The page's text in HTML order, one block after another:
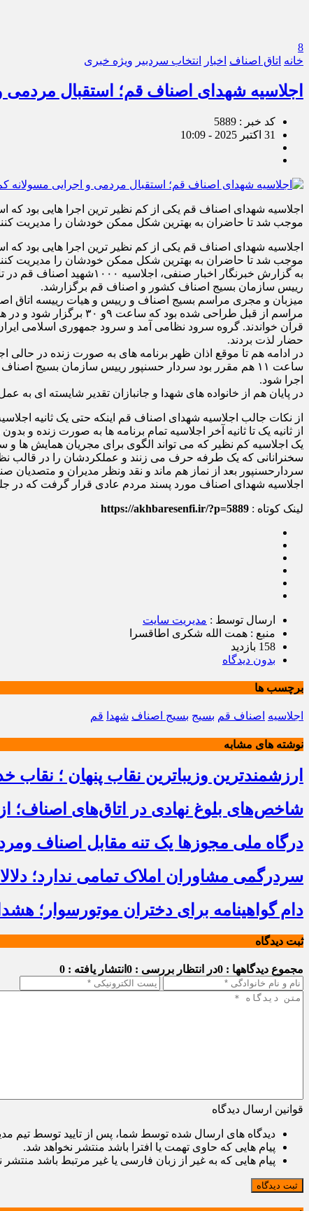
8
خانه اتاق اصناف اخبار انتخاب سردبیر ویژه خبری
اجلاسیه شهدای اصناف قم؛ استقبال مردمی
کد خبر : 5889
31 اکتبر 2025 - 10:09
اجلاسیه شهدای اصناف قم یکی از کم نظیر ترین اجرا هایی بود که
موجب شد تا حاضران به بهترین شکل ممکن خودشان را مدیریت کنند. به
اجلاسیه شهدای اصناف قم یکی از کم نظیر ترین اجرا هایی بود که
موجب شد تا حاضران به بهترین شکل ممکن خودشان را مدیریت
به گزارش خبرنگار اخبار
رییس سازمان بسیج اصناف کشور و اصناف قم برگزارشد.
میزبان و مجری مراسم بسیج اصناف و رییس و هیات رییسه اتاق
مراسم از قبل طراحی شده بود که ساعت ۹و ۳۰ برگزار شود و در همین ساعت راوی در نقش مجری برنامه را شروع کرد در حالیکه اکثریت طبقه اول مملو از جمعیت شده بود.
قرآن خواندند. گروه سرود نظامی آمد و سرود جمهوری اسلامی
حضار لذت بردند.
در ادامه هم تا موقع اذان ظهر برنامه های به صورت زنده در حالی
ساعت ۱۱ هم مقرر بود سردار حسنپور رییس سازمان بسیج
اجرا شود.
در پایان هم از خانواده های شهدا و جانبازان تقدیر شایسته ای به
از نکات جالب اجلاسیه شهدای اصناف قم اینکه حتی یک ثانیه
از ثانیه یک تا ثانیه آخر اجلاسیه تمام برنامه ها به صورت زنده و
یک اجلاسیه کم نظیر که می تواند الگوی برای مجریان همایش ها و
سخنرانانی که یک طرفه حرف می زنند و عملکردشان را در قالب نظر و
سردارحسنپور بعد از نماز هم ماند و نقد ونظر مدیران و متصدیان
اجلاسیه شهدای اصناف مورد پسند مردم عادی قرار گرفت که در
لینک کوتاه : https://akhbaresenfi.ir/?p=5889
ارسال توسط : مدیریت سایت
منبع : همت الله شکری اطاقسرا
158 بازدید
بدون دیدگاه
برچسب ها
اجلاسیه اصناف قم بسیج بسیج اصناف شهدا قم
نوشته های مشابه
ارزشمندترین وزیباترین نقاب پنهان ؛
شاخص‌های بلوغ نهادی در اتاق‌های اصناف؛
درگاه ملی مجوزها یک تنه مقابل اصناف
سردرگمی مشاوران املاک تمامی ندارد؛
دام گواهینامه برای دختران موتورسوار؛
ثبت دیدگاه
مجموع دیدگاهها : 0 در انتظار بررسی : 0 انتشار یافته : 0
قوانین ارسال دیدگاه
دیدگاه های ارسال شده توسط شما، پس از تایید توسط تیم
پیام هایی که حاوی تهمت یا افترا باشد منتشر نخواهد شد.
پیام هایی که به غیر از زبان فارسی یا غیر مرتبط باشد منتشر
ثبت دیدگاه